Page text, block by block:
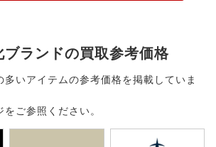
ブランドの買取参考価格
多いアイテムの参考価格を掲載していま
ご参照ください。